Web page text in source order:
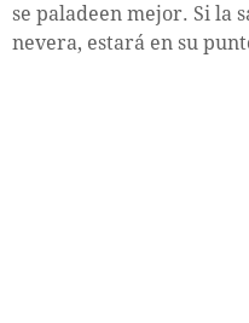
se paladeen mejor. Si la
nevera, estará en su